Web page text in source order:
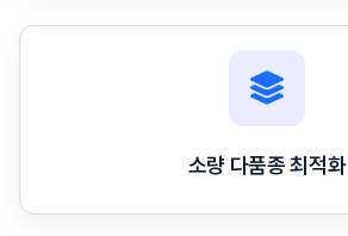
소량 다품종 최적화